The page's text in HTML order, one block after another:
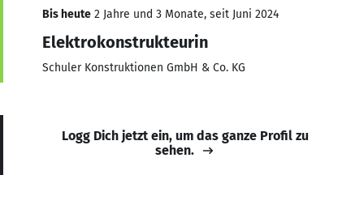
Bis heute 2 Jahre und 3 Monate, seit Juni 2024
Elektrokonstrukteurin
Schuler Konstruktionen GmbH & Co. KG
Logg Dich jetzt ein, um das ganze Profil zu
sehen.